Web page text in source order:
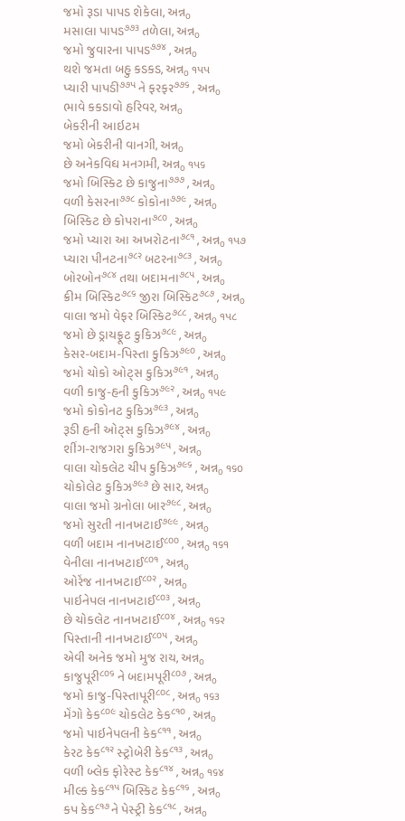
જમો રૂડા પાપડ શેકેલા, અન્ન૦
મસાલા પાપડ૭૭૩ તળેલા, અન્ન૦
જમોજુવારના પાપડ૭૭૪ , અન્ન૦
થશે જમતા બહુ કડકડ, અન્ન૦ ૧૫૫
પ્યારીપાપડી૭૭૫ ને ફરફર૭૭૬ , અન્ન૦
ભાવે કકડાવો હરિવર, અન્ન૦
બેકરીની આઇટમ
જમો બેકરીની વાનગી, અન્ન૦
છે અનેકવિધ મનગમી, અન્ન૦ ૧૫૬
જમો બિસ્કિટ છે કાજુના૭૭૭ , અન્ન૦
વળી કેસરના૭૭૮ કોકોના૭૭૯ , અન્ન૦
બિસ્કિટ છે કોપરાના૭૮૦ , અન્ન૦
જમો પ્યારા આઅખરોટના૭૮૧ , અન્ન૦ ૧૫૭
પ્યારાપીનટના૭૮૨ બટરના૭૮૩ , અન્ન૦
બોરબોન૭૮૪ તથા બદામના૭૮૫ , અન્ન૦
ક્રીમ બિસ્કિટ૭૮૬ જીરા બિસ્કિટ૭૮૭ , અન્ન૦
વાલા જમોવેફર બિસ્કિટ૭૮૮ , અન્ન૦ ૧૫૮
જમો છેડ્રાયફ્રૂટ કુકિઝ૭૮૯ , અન્ન૦
કેસર-બદામ-પિસ્તા કુકિઝ૭૯૦ , અન્ન૦
જમોચોકો ઓટ્સ કુકિઝ૭૯૧ , અન્ન૦
વળી કાજુ-હની કુકિઝ૭૯૨ , અન્ન૦ ૧૫૯
જમો કોકોનટ કુકિઝ૭૯૩ , અન્ન૦
રૂડીહની ઓટ્સ કુકિઝ૭૯૪ , અન્ન૦
શીંગ-રાજગરા કુકિઝ૭૯૫ , અન્ન૦
વાલાચોકલેટ ચીપ કુકિઝ૭૯૬ , અન્ન૦ ૧૬૦
ચોકોલેટ કુકિઝ૭૯૭ છે સાર, અન્ન૦
વાલા જમોગ્રનોલા બાર૭૯૮ , અન્ન૦
જમોસુરતી નાનખટાઈ૭૯૯ , અન્ન૦
વળી બદામ નાનખટાઈ૮૦૦ , અન્ન૦ ૧૬૧
વેનીલા નાનખટાઈ૮૦૧ , અન્ન૦
ઓરેંજ નાનખટાઈ૮૦૨ , અન્ન૦
પાઇનેપલ નાનખટાઈ૮૦૩ , અન્ન૦
છેચોકલેટ નાનખટાઈ૮૦૪ , અન્ન૦ ૧૬૨
પિસ્તાની નાનખટાઈ૮૦૫ , અન્ન૦
એવી અનેક જમો મુજ રાય, અન્ન૦
કાજુપૂરી૮૦૬ ને બદામપૂરી૮૦૭ , અન્ન૦
જમો કાજુ-પિસ્તાપૂરી૮૦૮ , અન્ન૦ ૧૬૩
મેંગો કેક૮૦૯ ચોકલેટ કેક૮૧૦ , અન્ન૦
જમોપાઇનેપલની કેક૮૧૧ , અન્ન૦
કેરટ કેક૮૧૨ સ્ટ્રોબેરી કેક૮૧૩ , અન્ન૦
વળી બ્લેક ફોરેસ્ટ કેક૮૧૪ , અન્ન૦ ૧૬૪
મીલ્ક કેક૮૧૫ બિસ્કિટ કેક૮૧૬ , અન્ન૦
કપ કેક૮૧૭નેપેસ્ટ્રી કેક૮૧૮ , અન્ન૦